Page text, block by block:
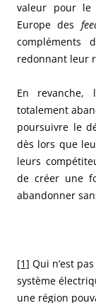
valeur pour le
Europe des
compléments
redonnant leur
En revanche,
totalement
poursuivre le
dès lors que
leurs
de créer une
abandonner
[1] Qui n’est
système
une région